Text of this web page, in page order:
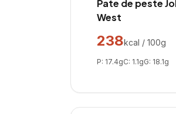
Pate de peste
West
238kcal / 100g
P: 17.4gC: 1.1gG: 18.1g